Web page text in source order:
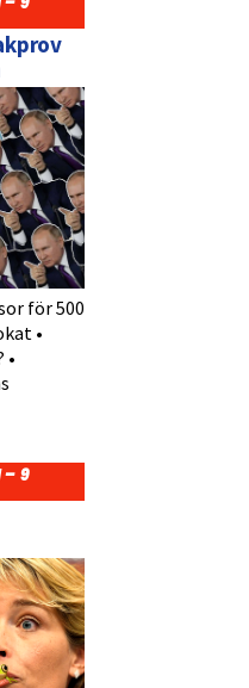
för 500
•
•
– 9